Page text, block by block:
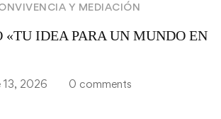
Y MEDIACIÓN
«TU IDEA PARA UN MUNDO EN
13, 2026 0 comments